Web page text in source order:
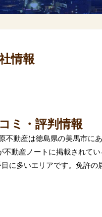
情報
ミ・評判情報
不動産は徳島県の美馬市に
不動産ノートに掲載されて
に多いエリアです。免許の